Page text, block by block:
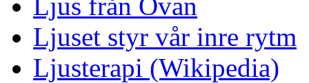
Ljuset styr vår inre rytm
Ljusterapi (Wikipedia)